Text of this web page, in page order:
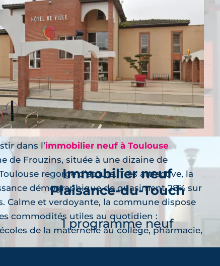
Je découvre
Immobilier neuf
Roques
1 programme neuf
Je découvre
Immobilier neuf
Plaisance-du-Touch
1 programme neuf
dans l’immobilier neuf à Toulouse
de Frouzins, située à une dizaine de
regorge d’atouts. Très attractive, la
démographique de quasiment 28% sur
Calme et verdoyante, la commune dispose
commodités utiles au quotidien :
de la maternelle au collège, pharmacie,